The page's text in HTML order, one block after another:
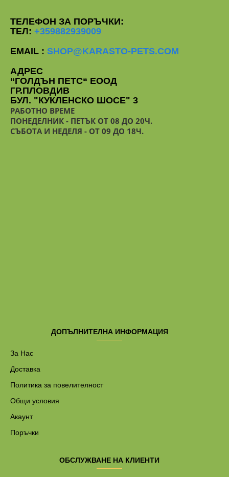
ТЕЛЕФОН ЗА ПОРЪЧКИ:
ТЕЛ: +359882939009
EMAIL : SHOP@KARASTO-PETS.COM
АДРЕС
“ГОЛДЪН ПЕТС“ ЕООД
ГР.ПЛОВДИВ
БУЛ. "КУКЛЕНСКО ШОСЕ" 3
РАБОТНО ВРЕМЕ
ПОНЕДЕЛНИК - ПЕТЪК ОТ 08 ДО 20Ч.
СЪБОТА И НЕДЕЛЯ - ОТ 09 ДО 18Ч.
ДОПЪЛНИТЕЛНА ИНФОРМАЦИЯ
За Нас
Доставка
Политика за повелителност
Общи условия
Акаунт
Поръчки
ОБСЛУЖВАНЕ НА КЛИЕНТИ